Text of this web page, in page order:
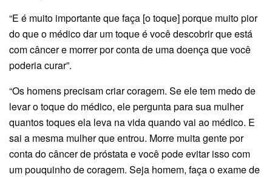
“E é muito importante que faça [o toque] porque muito pior
do que o médico dar um toque é você descobrir que está
com câncer e morrer por conta de uma doença que você
poderia curar”.
“Os homens precisam criar coragem. Se ele tem medo de
levar o toque do médico, ele pergunta para sua mulher
quantos toques ela leva na vida quando vai ao médico. E
sai a mesma mulher que entrou. Morre muita gente por
conta do câncer de próstata e você pode evitar isso com
um pouquinho de coragem. Seja homem, faça o exame de